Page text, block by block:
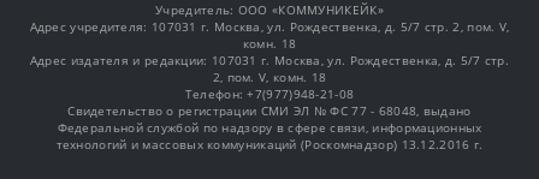
Учредитель: OOO «КОММУНИКЕЙК»
Адрес учредителя: 107031 г. Москва, ул. Рождественка, д. 5/7 стр. 2, пом. V,
комн. 18
Адрес издателя и редакции: 107031 г. Москва, ул. Рождественка, д. 5/7 стр.
2, пом. V, комн. 18
Телефон: +7(977)948-21-08
Свидетельство о регистрации СМИ ЭЛ № ФС 77 - 68048, выдано
Федеральной службой по надзору в сфере связи, информационных
технологий и массовых коммуникаций (Роскомнадзор) 13.12.2016 г.